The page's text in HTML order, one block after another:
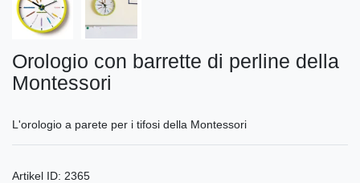
Orologio con barrette di perline della
Montessori
L'orologio a parete per i tifosi della Montessori
Artikel ID: 2365